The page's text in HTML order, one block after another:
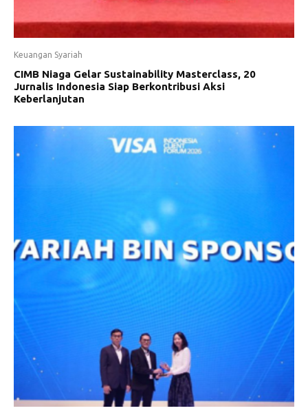
Keuangan Syariah
CIMB Niaga Gelar Sustainability Masterclass, 20
Jurnalis Indonesia Siap Berkontribusi Aksi
Keberlanjutan